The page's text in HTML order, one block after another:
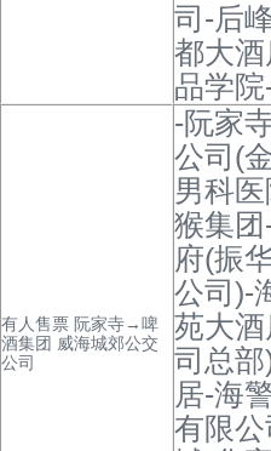
司-后
都大
品学
有人售票 阮家寺→啤
酒集团 威海城郊公交
公司
-阮家
公司(
男科
猴集
府(振
公司)-
苑大
司总
居-海
有限